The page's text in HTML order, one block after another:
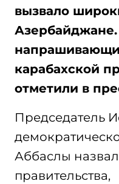
вызвало
карабахской
отметили в
Председатель
Аббаслы
правительства,